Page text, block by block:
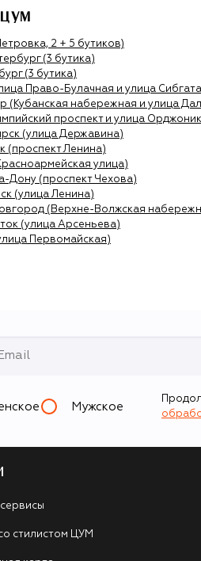
2 + 5 бутиков)
(3 бутика)
(3 бутика)
Право-Булачная и улица
(Кубанская набережная и улица
проспект и улица
(улица Державина)
(проспект Ленина)
улица)
Дону (проспект Чехова)
(улица Ленина)
(Верхне-Волжская
(улица Арсеньева)
Первомайская)
Мужское
стилистом ЦУМ